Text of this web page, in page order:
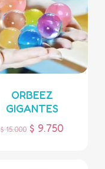
ORBEEZ
GIGANTES
$15.000 $ 9.750